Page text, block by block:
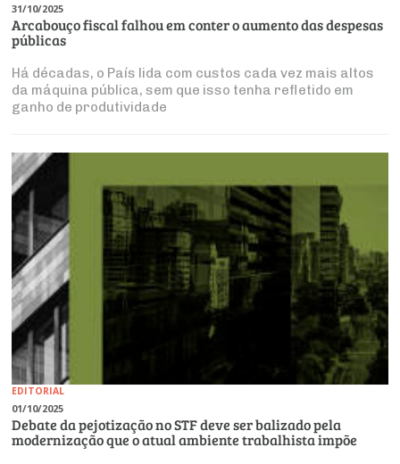
31/10/2025
Arcabouço fiscal falhou em conter o aumento das despesas
públicas
Há décadas, o País lida com custos cada vez mais altos
da máquina pública, sem que isso tenha refletido em
ganho de produtividade
EDITORIAL
01/10/2025
Debate da pejotização no STF deve ser balizado pela
modernização que o atual ambiente trabalhista impõe